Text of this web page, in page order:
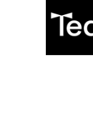
terminarz